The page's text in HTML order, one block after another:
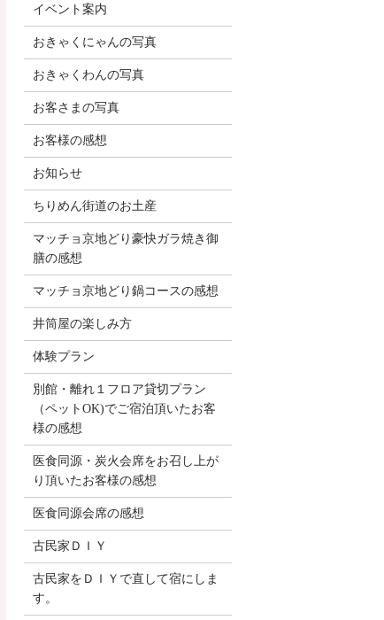
イベント案内
おきゃくにゃんの写真
おきゃくわんの写真
お客さまの写真
お客様の感想
お知らせ
ちりめん街道のお土産
マッチョ京地どり豪快ガラ焼き御
膳の感想
マッチョ京地どり鍋コースの感想
井筒屋の楽しみ方
体験プラン
別館・離れ１フロア貸切プラン
（ペットOK)でご宿泊頂いたお客
様の感想
医食同源・炭火会席をお召し上が
り頂いたお客様の感想
医食同源会席の感想
古民家ＤＩＹ
古民家をＤＩＹで直して宿にしま
す。